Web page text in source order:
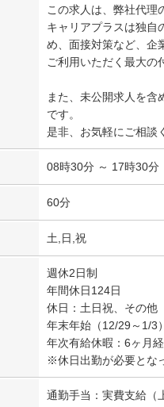
この求人は、弊社代理
キャリアプラスは独自
め、面接対策など、企
ご利用いただく最大の
また、未公開求人を含
です。
是非、お気軽にご相談
08時30分 ～ 17時30分
60分
土,日,祝
週休2日制
年間休日124日
休日：土日祝、その他
年末年始（12/29～1/3
年次有給休暇：6ヶ月
※休日出勤が必要とな
通勤手当：実費支給（